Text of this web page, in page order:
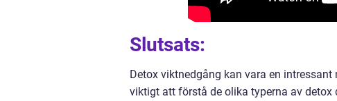
Slutsats:
Detox viktnedgång kan vara en
viktigt att förstå de olika typerna av detox